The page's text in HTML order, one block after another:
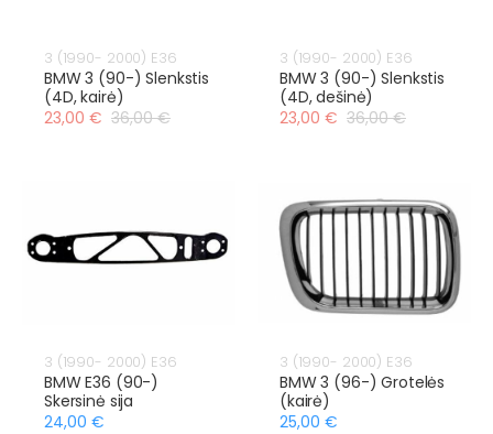
3 (1990- 2000) E36
BMW 3 (90-) Slenkstis
(4D, kairė)
23,00 € 36,00 €
3 (1990- 2000) E36
BMW 3 (90-) Slenkstis
(4D, dešinė)
23,00 € 36,00 €
3 (1990- 2000) E36
BMW E36 (90-)
Skersinė sija
24,00 €
3 (1990- 2000) E36
BMW 3 (96-) Grotelės
(kairė)
25,00 €